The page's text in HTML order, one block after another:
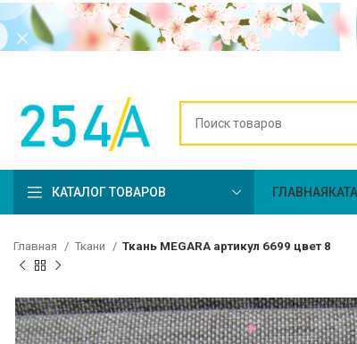
КАТАЛОГ ТОВАРОВ ГЛАВНАЯ
Главная Ткани Ткань MEGARA артикул 6699 цвет 8